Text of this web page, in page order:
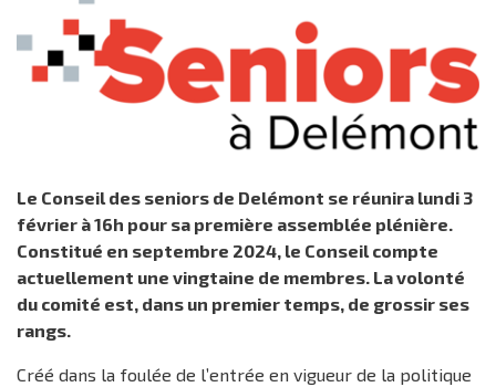
Le Conseil des seniors de Delémont se réunira lundi 3
février à 16h pour sa première assemblée plénière.
Constitué en septembre 2024, le Conseil compte
actuellement une vingtaine de membres. La volonté
du comité est, dans un premier temps, de grossir ses
rangs.
Créé dans la foulée de l’entrée en vigueur de la politique